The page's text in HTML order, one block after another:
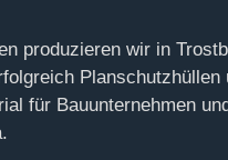
produzie­ren wir in
Plan­schutz­hüllen
für Bau­unter­nehmen